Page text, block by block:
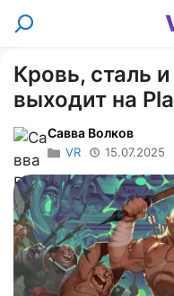
Перейти
Поиск
Кровь, сталь
выходит на
Савва Волков
VR 15.07.2025